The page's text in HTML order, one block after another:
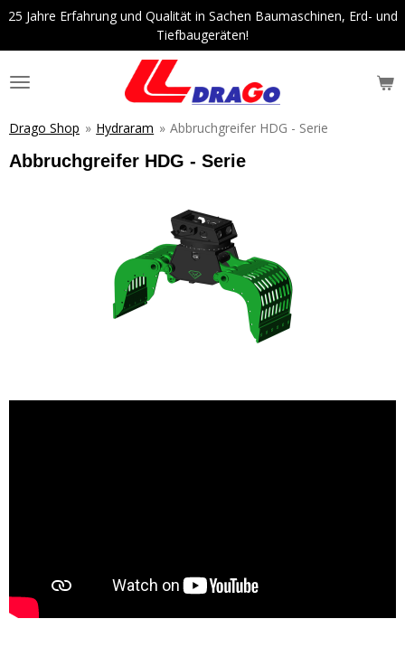
Zum
springen
25 Jahre Erfahrung und Qualität in Sachen Baumaschinen, Erd- und
Tiefbaugeräten!
Drago Shop » Hydraram » Abbruchgreifer HDG - Serie
Abbruchgreifer HDG - Serie